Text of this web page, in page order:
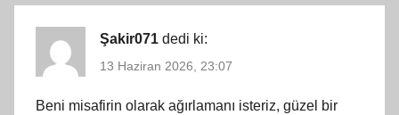
Şakir071 dedi ki:
13 Haziran 2026, 23:07
Beni misafirin olarak ağırlamanı isteriz, güzel bir